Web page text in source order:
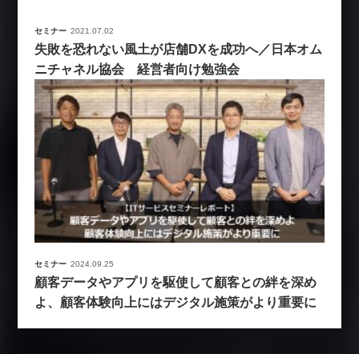
セミナー 2021.07.02
失敗を恐れない風土が店舗DXを成功へ／日本オム
ニチャネル協会 経営者向け勉強会
セミナー 2024.09.25
顧客データやアプリを駆使して顧客との絆を深め
よ、顧客体験向上にはデジタル施策がより重要に